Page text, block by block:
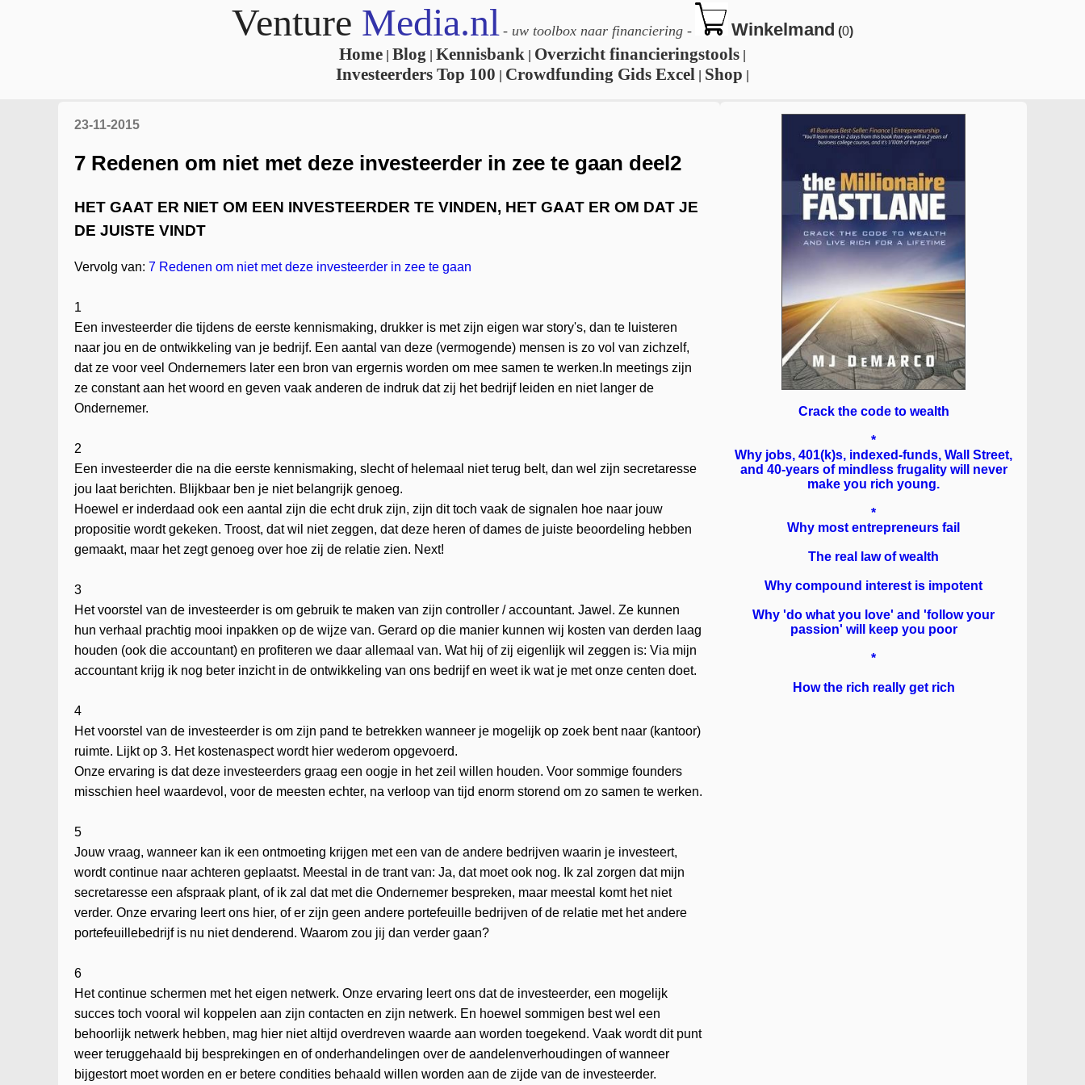
Venture Media.nl - uw toolbox naar financiering - Winkelmand (0)
Home Blog Kennisbank Overzicht financieringstools
Investeerders Top 100 Crowdfunding Gids Excel Shop
23-11-2015
7 Redenen om niet met deze investeerder in zee te gaan deel2
HET GAAT ER NIET OM EEN INVESTEERDER TE VINDEN, HET GAAT ER OM DAT JE
DE JUISTE VINDT
Vervolg van: 7 Redenen om niet met deze investeerder in zee te gaan
1
Een investeerder die tijdens de eerste kennismaking, drukker is met zijn eigen war story's, dan te luisteren
naar jou en de ontwikkeling van je bedrijf. Een aantal van deze (vermogende) mensen is zo vol van zichzelf,
dat ze voor veel Ondernemers later een bron van ergernis worden om mee samen te werken.In meetings zijn
ze constant aan het woord en geven vaak anderen de indruk dat zij het bedrijf leiden en niet langer de
Ondernemer.
2
Een investeerder die na die eerste kennismaking, slecht of helemaal niet terug belt, dan wel zijn secretaresse
jou laat berichten. Blijkbaar ben je niet belangrijk genoeg.
Hoewel er inderdaad ook een aantal zijn die echt druk zijn, zijn dit toch vaak de signalen hoe naar jouw
propositie wordt gekeken. Troost, dat wil niet zeggen, dat deze heren of dames de juiste beoordeling hebben
gemaakt, maar het zegt genoeg over hoe zij de relatie zien. Next!
3
Het voorstel van de investeerder is om gebruik te maken van zijn controller / accountant. Jawel. Ze kunnen
hun verhaal prachtig mooi inpakken op de wijze van. Gerard op die manier kunnen wij kosten van derden laag
houden (ook die accountant) en profiteren we daar allemaal van. Wat hij of zij eigenlijk wil zeggen is: Via mijn
accountant krijg ik nog beter inzicht in de ontwikkeling van ons bedrijf en weet ik wat je met onze centen doet.
4
Het voorstel van de investeerder is om zijn pand te betrekken wanneer je mogelijk op zoek bent naar (kantoor)
ruimte. Lijkt op 3. Het kostenaspect wordt hier wederom opgevoerd.
Onze ervaring is dat deze investeerders graag een oogje in het zeil willen houden. Voor sommige founders
misschien heel waardevol, voor de meesten echter, na verloop van tijd enorm storend om zo samen te werken.
5
Jouw vraag, wanneer kan ik een ontmoeting krijgen met een van de andere bedrijven waarin je investeert,
wordt continue naar achteren geplaatst. Meestal in de trant van: Ja, dat moet ook nog. Ik zal zorgen dat mijn
secretaresse een afspraak plant, of ik zal dat met die Ondernemer bespreken, maar meestal komt het niet
verder. Onze ervaring leert ons hier, of er zijn geen andere portefeuille bedrijven of de relatie met het andere
portefeuillebedrijf is nu niet denderend. Waarom zou jij dan verder gaan?
6
Het continue schermen met het eigen netwerk. Onze ervaring leert ons dat de investeerder, een mogelijk
succes toch vooral wil koppelen aan zijn contacten en zijn netwerk. En hoewel sommigen best wel een
behoorlijk netwerk hebben, mag hier niet altijd overdreven waarde aan worden toegekend. Vaak wordt dit punt
weer teruggehaald bij besprekingen en of onderhandelingen over de aandelenverhoudingen of wanneer
bijgestort moet worden en er betere condities behaald willen worden aan de zijde van de investeerder.
Crack the code to wealth
*
Why jobs, 401(k)s, indexed-funds, Wall Street,
and 40-years of mindless frugality will never
make you rich young.
*
Why most entrepreneurs fail
The real law of wealth
Why compound interest is impotent
Why 'do what you love' and 'follow your
passion' will keep you poor
*
How the rich really get rich